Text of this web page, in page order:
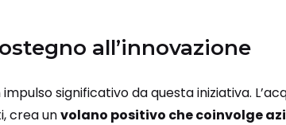
all’innovazione
significativo da questa iniziativa.
crea unvolano positivo che coinvolge